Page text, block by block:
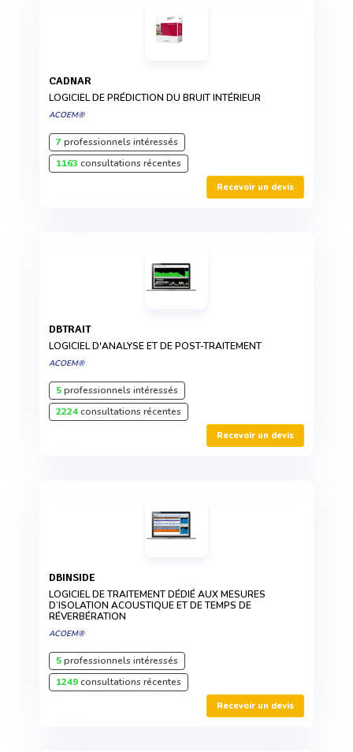
CADNAR
LOGICIEL DE PRÉDICTION DU BRUIT INTÉRIEUR
ACOEM®
7professionnels intéressés
1163 consultations récentes
Recevoir un devis
DBTRAIT
LOGICIEL D'ANALYSE ET DE POST-TRAITEMENT
ACOEM®
5professionnels intéressés
2224consultations récentes
Recevoir un devis
DBINSIDE
LOGICIEL DE TRAITEMENT DÉDIÉ AUX MESURES
D’ISOLATION ACOUSTIQUE ET DE TEMPS DE
RÉVERBÉRATION
ACOEM®
5professionnels intéressés
1249consultations récentes
Recevoir un devis